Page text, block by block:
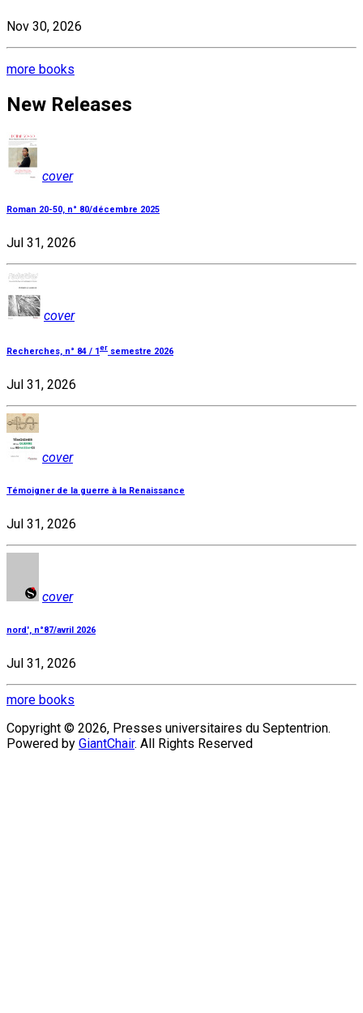
Nov 30, 2026
more books
New Releases
cover
Roman 20-50, n° 80/décembre 2025
Jul 31, 2026
cover
Recherches, n° 84 / 1er semestre 2026
Jul 31, 2026
cover
Témoigner de la guerre à la Renaissance
Jul 31, 2026
cover
nord', n°87/avril 2026
Jul 31, 2026
more books
Copyright © 2026, Presses universitaires du Septentrion.
Powered by GiantChair. All Rights Reserved